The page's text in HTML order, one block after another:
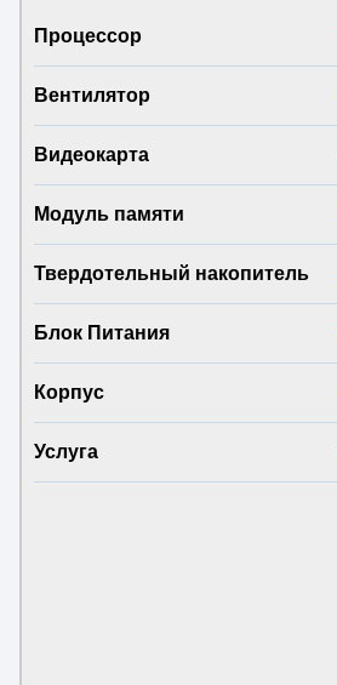
Процессор
Вентилятор
Видеокарта
Модуль памяти
Твердотельный накопитель
Блок Питания
Корпус
Услуга